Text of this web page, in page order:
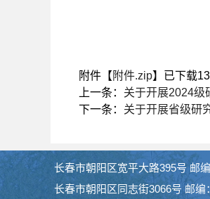
附件【 附件.zip】已下载13
上一条： 关于开展2024级
下一条： 关于开展省级研
长春市朝阳区宽平大路395号 邮
长春市朝阳区同志街3066号 邮编